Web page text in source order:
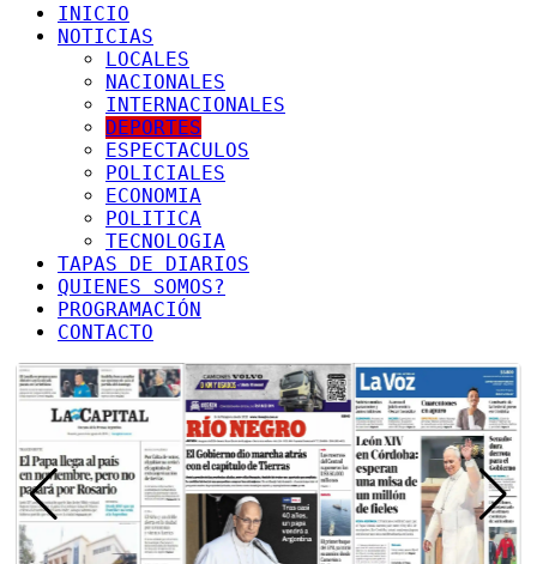
INICIO
NOTICIAS
LOCALES
NACIONALES
INTERNACIONALES
DEPORTES
ESPECTACULOS
POLICIALES
ECONOMIA
POLITICA
TECNOLOGIA
TAPAS DE DIARIOS
QUIENES SOMOS?
PROGRAMACIÓN
CONTACTO